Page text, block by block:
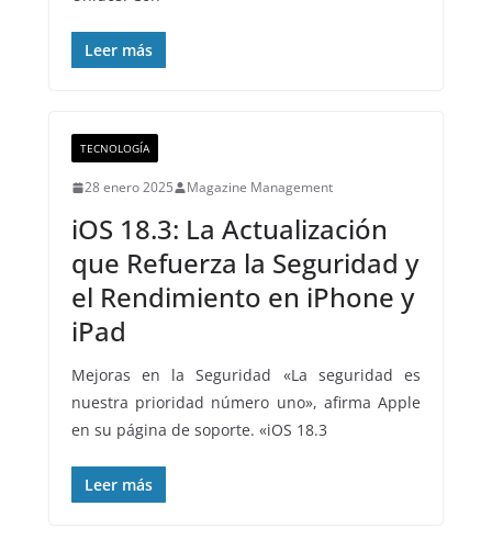
Leer más
TECNOLOGÍA
28 enero 2025 Magazine Management
iOS 18.3: La Actualización
que Refuerza la Seguridad y
el Rendimiento en iPhone y
iPad
Mejoras en la Seguridad «La seguridad es
nuestra prioridad número uno», afirma Apple
en su página de soporte. «iOS 18.3
Leer más